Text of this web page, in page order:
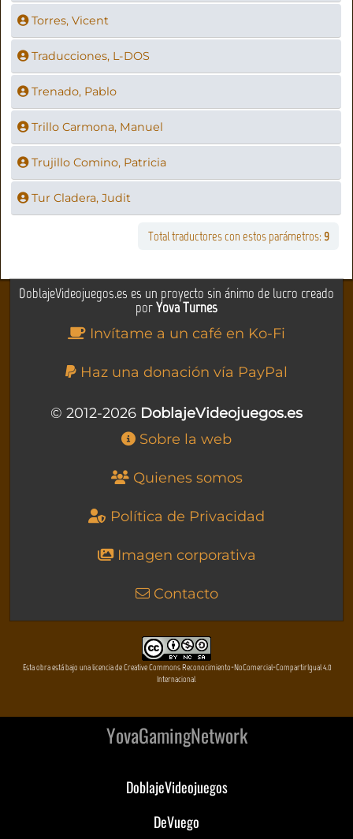
Torres, Vicent
Traducciones, L-DOS
Trenado, Pablo
Trillo Carmona, Manuel
Trujillo Comino, Patricia
Tur Cladera, Judit
Total traductores con estos parámetros: 9
DoblajeVideojuegos.es es un proyecto sin ánimo de lucro creado
porYova Turnes
Invítame a un café en Ko-Fi
Haz una donación vía PayPal
© 2012-2026 DoblajeVideojuegos.es
Sobre la web
Quienes somos
Política de Privacidad
Imagen corporativa
Contacto
Esta obra está bajo una licencia de Creative Commons Reconocimiento-NoComercial-CompartirIgual 4.0
Internacional
YovaGamingNetwork
DoblajeVideojuegos
DeVuego